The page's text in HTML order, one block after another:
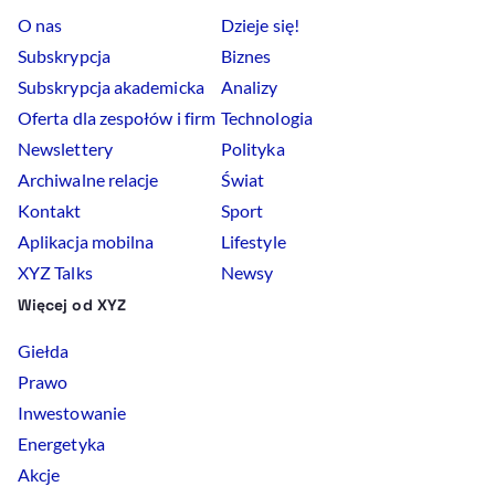
O nas
Subskrypcja
Subskrypcja akademicka
Oferta dla zespołów i firm
Newslettery
Archiwalne relacje
Kontakt
Aplikacja mobilna
XYZ Talks
Dzieje się!
Biznes
Analizy
Technologia
Polityka
Świat
Sport
Lifestyle
Newsy
Więcej od XYZ
Giełda
Prawo
Inwestowanie
Energetyka
Akcje